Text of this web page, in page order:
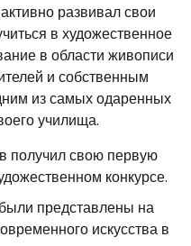
развивал свои
в художественное
в области живописи
и собственным
из самых одаренных
училища.
получил свою первую
конкурсе.
представлены на
искусства в